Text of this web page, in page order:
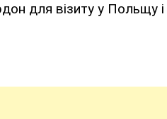
для візиту у Польщу і